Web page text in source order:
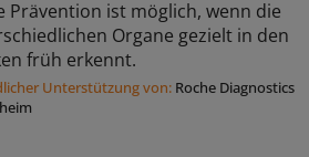
Prävention ist möglich, wenn die
Organe gezielt in den
früh erkennt.
Unterstützung von: Roche Diagnostics